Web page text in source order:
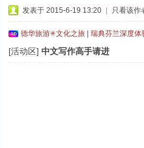
发表于 2015-6-19 13:20 只看该作
德华旅游✳文化之旅 | 瑞典芬兰深度
[活动区] 中文写作高手请进